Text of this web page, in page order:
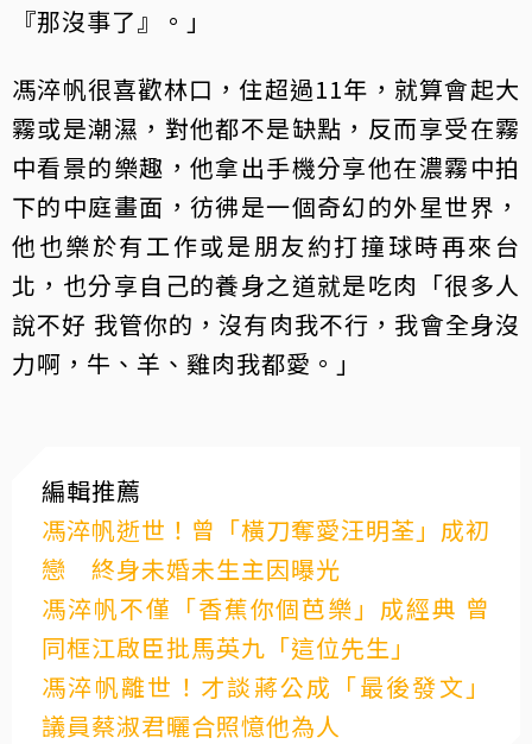
『那沒事了』。」
馮淬帆很喜歡林口，住超過11年，就算會起大
霧或是潮濕，對他都不是缺點，反而享受在霧
中看景的樂趣，他拿出手機分享他在濃霧中拍
下的中庭畫面，彷彿是一個奇幻的外星世界，
他也樂於有工作或是朋友約打撞球時再來台
北，也分享自己的養身之道就是吃肉「很多人
說不好 我管你的，沒有肉我不行，我會全身沒
力啊，牛、羊、雞肉我都愛。」
編輯推薦
馮淬帆逝世！曾「橫刀奪愛汪明荃」成初
戀 終身未婚未生主因曝光
馮淬帆不僅「香蕉你個芭樂」成經典 曾
同框江啟臣批馬英九「這位先生」
馮淬帆離世！才談蔣公成「最後發文」
議員蔡淑君曬合照憶他為人